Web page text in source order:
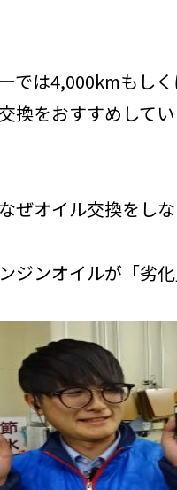
では4,000kmもし
換をおすすめしてい
ぜオイル交換をし
ジンオイルが「劣